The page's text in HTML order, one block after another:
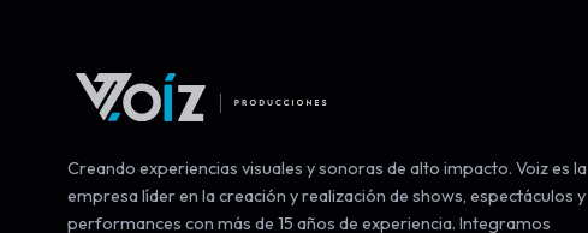
Creando experiencias visuales y sonoras de alto impacto. Voiz es la
empresa líder en la creación y realización de shows, espectáculos y
performances con más de 15 años de experiencia. Integramos